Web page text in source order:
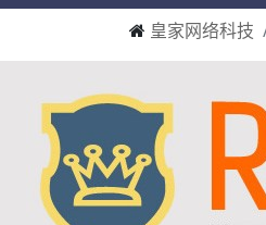
皇家网络科技